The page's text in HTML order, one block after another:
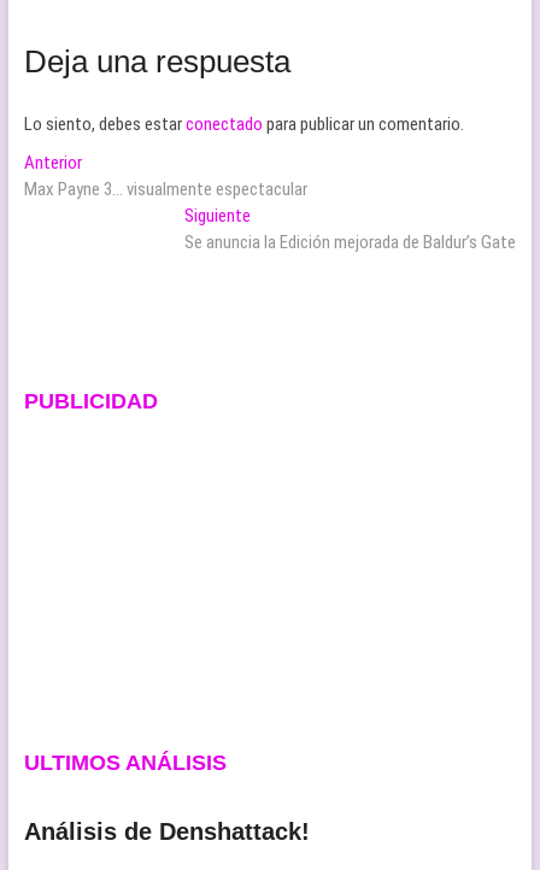
Deja una respuesta
Lo siento, debes estarconectado para publicar un comentario.
Navegación
de
AnteriorEntrada
anterior:
Max Payne 3… visualmente espectacular
Siguiente
siguiente:
Se anuncia la Edición mejorada de Baldur’s Gate
PUBLICIDAD
ULTIMOS ANÁLISIS
Análisis de Denshattack!